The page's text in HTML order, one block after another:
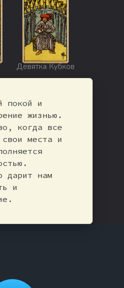
Девятка Кубков
покой и
жизнью.
когда все
места и
дарит нам
и